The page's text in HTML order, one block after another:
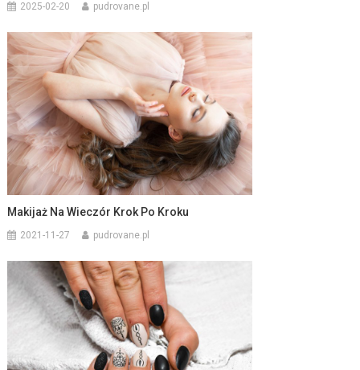
2025-02-20 pudrovane.pl
Makijaż Na Wieczór Krok Po Kroku
2021-11-27 pudrovane.pl